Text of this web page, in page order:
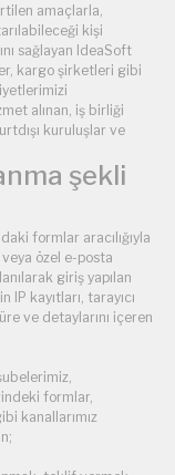
amaçlarla,
kişi
sağlayan IdeaSoft
kargo şirketleri gibi
alınan, iş birliği
kuruluşlar ve
şekli
formlar aracılığıyla
özel e-posta
giriş yapılan
kayıtları, tarayıcı
ve detaylarını içeren
formlar,
kanallarımız